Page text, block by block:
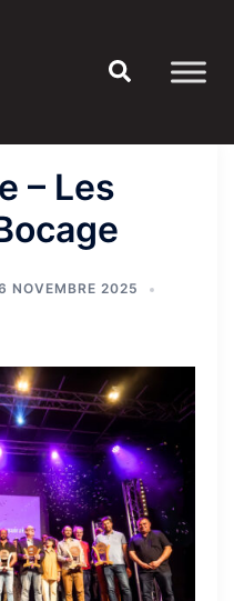
Rechercher
– Les
NOVEMBRE 2025